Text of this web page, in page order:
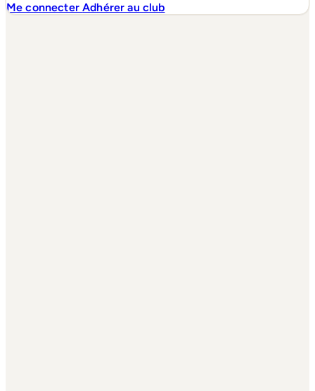
Me connecterAdhérer au club